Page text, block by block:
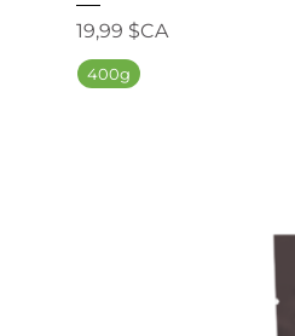
Prix
19,99 $CA
400g